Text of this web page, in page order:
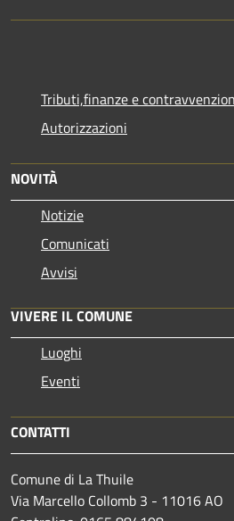
Tributi,finanze e
Autorizzazioni
NOVITÀ
Notizie
Comunicati
Avvisi
VIVERE IL COMUNE
Luoghi
Eventi
CONTATTI
Comune di La Thuile
Via Marcello Collomb 3 - 11016 AO